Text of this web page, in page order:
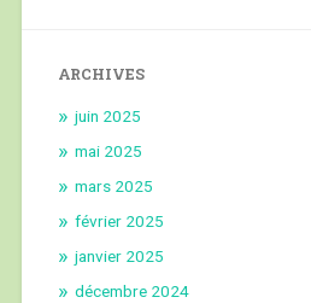
ARCHIVES
juin 2025
mai 2025
mars 2025
février 2025
janvier 2025
décembre 2024